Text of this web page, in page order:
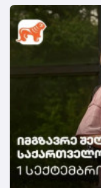
მთავარ ფაქტორს.
ზრდამ
ლიკვიდობის
დაგროვებას ხელი
გაუმჯობესებამ.
დეფიციტი,
აღემატებოდა, 2025
მდე, შემცირდა.
დოლარიზაციის
კი ეროვნულ ბანკს
შესყიდვების
შედეგად, 2026 წლის
შესყიდვებმა
შეადგინა.S&P